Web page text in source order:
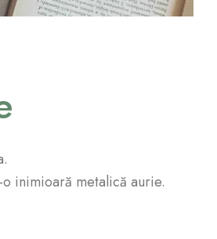
inimioară metalică aurie.